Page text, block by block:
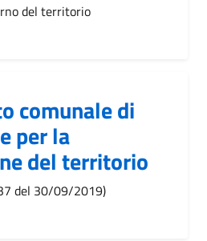
del territorio
comunale di
per la
del territorio
del 30/09/2019)